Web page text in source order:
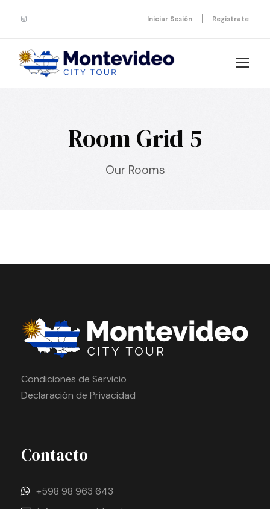
Iniciar Sesión Registrate
Room Grid 5
Our Rooms
Condiciones de Servicio
Declaración de Privacidad
Contacto
+598 98 963 643